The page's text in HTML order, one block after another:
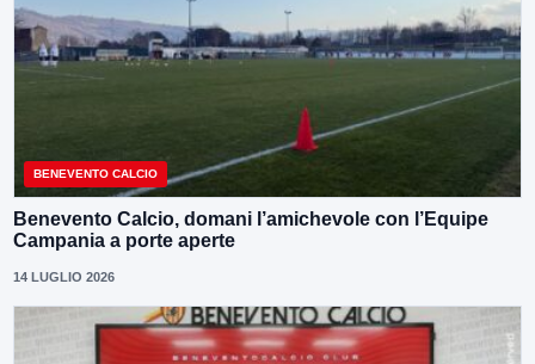
BENEVENTO CALCIO
Benevento Calcio, domani l’amichevole con l’Equipe
Campania a porte aperte
14 LUGLIO 2026